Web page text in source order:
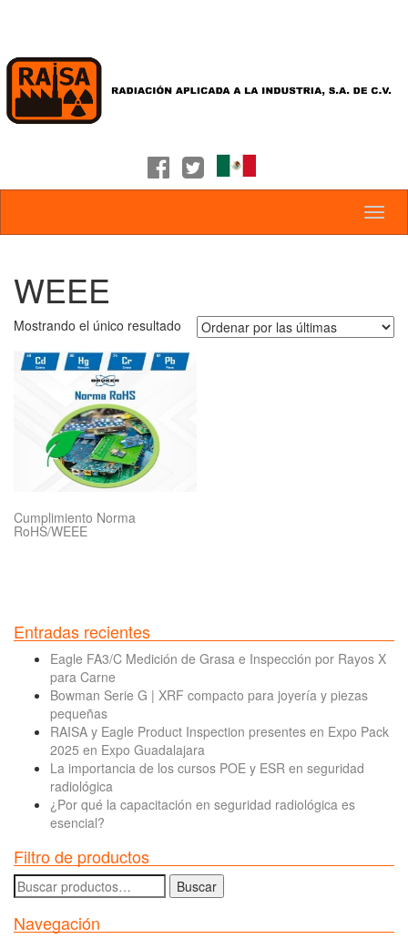
WEEE
Mostrando el único resultado
Cumplimiento Norma
RoHS/WEEE
Entradas recientes
Eagle FA3/C Medición de Grasa e Inspección por Rayos X
para Carne
Bowman Serie G | XRF compacto para joyería y piezas
pequeñas
RAISA y Eagle Product Inspection presentes en Expo Pack
2025 en Expo Guadalajara
La importancia de los cursos POE y ESR en seguridad
radiológica
¿Por qué la capacitación en seguridad radiológica es
esencial?
Filtro de productos
Buscar
por:
Buscar
Navegación